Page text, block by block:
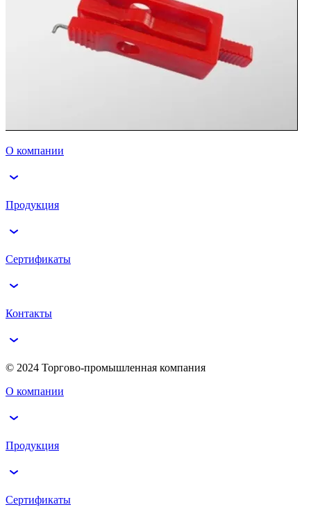
О компании
Продукция
Сертификаты
Контакты
© 2024 Торгово-промышленная компания
О компании
Продукция
Сертификаты